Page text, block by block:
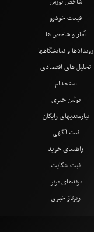
قیمت خودرو
آمار و شاخص ها
رویدادها و نمایشگاهها
تحلیل های اقتصادی
استخدام
بولتن خبری
نیازمندیهای رایگان
ثبت آگهی
راهنمای خرید
ثبت شکایت
برندهای برتر
رپرتاژ خبری